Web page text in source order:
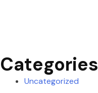
Categories
Uncategorized